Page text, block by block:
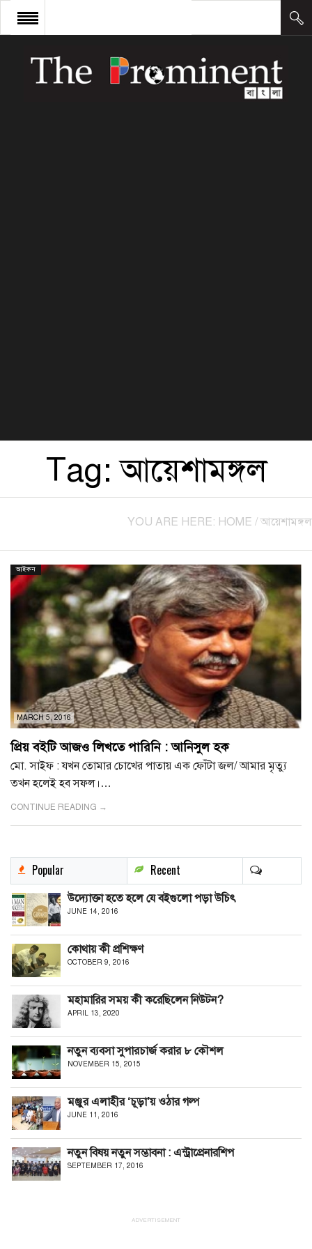
প্রচ্ছদ
Tag:আয়েশামঙ্গল
YOU ARE HERE: HOME / আয়েশামঙ্গল
MARCH 5, 2016
আইকন
প্রিয় বইটি আজও লিখতে পারিনি : আনিসুল হক
মো. সাইফ : যখন তোমার চোখের পাতায় এক ফোঁটা জল/ আমার মৃত্যু
তখন হলেই হব সফল।…
CONTINUE READING →
Popular Recent
উদ্যোক্তা হতে হলে যে বইগুলো পড়া উচিৎ
JUNE 14, 2016
কোথায় কী প্রশিক্ষণ
OCTOBER 9, 2016
মহামারির সময় কী করেছিলেন নিউটন?
APRIL 13, 2020
নতুন ব্যবসা সুপারচার্জ করার ৮ কৌশল
NOVEMBER 15, 2015
মঞ্জুর এলাহীর ‘চূড়া’য় ওঠার গল্প
JUNE 11, 2016
নতুন বিষয় নতুন সম্ভাবনা : এন্ট্রাপ্রেনারশিপ
SEPTEMBER 17, 2016
ADVERTISEMENT